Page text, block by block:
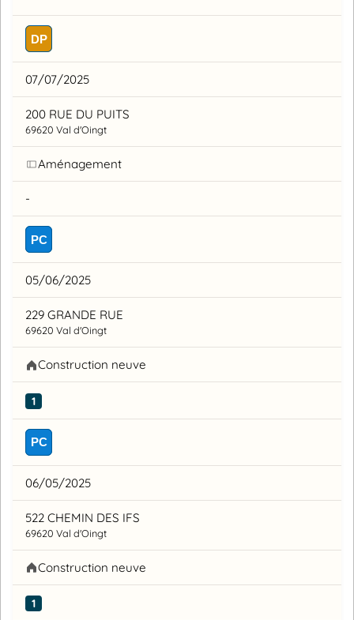
DP
07/07/2025
200 RUE DU PUITS
69620 Val d'Oingt
Aménagement
-
PC
05/06/2025
229 GRANDE RUE
69620 Val d'Oingt
Construction neuve
1
PC
06/05/2025
522 CHEMIN DES IFS
69620 Val d'Oingt
Construction neuve
1